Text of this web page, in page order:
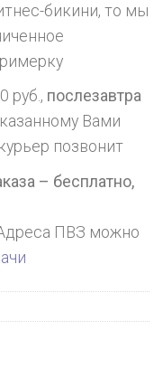
бикини, то мы
руб., послезавтра
Вами
позвонит
– бесплатно,
ПВЗ можно